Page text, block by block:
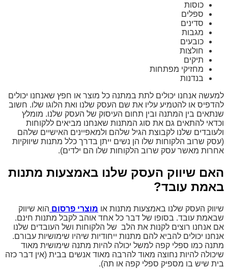
כוסות
ספלים
סדינים
מגבות
כובעים
חולצות
תיקים
מחזיקי מפתחות
בנדנות
למעשה אנחנו יכולים לתת במתנה כל מוצר או חפץ שאנחנו יכולים
להדפיס או להטמיע עליו את שם העסק שלנו ואת הלוגו שלו. חשוב
שנתאים בין המתנה ובין תחום העיסוק של העסק שלנו. מומלץ
וכדאי להתאים גם את סוג המתנות שאנחנו מביאים ללקוחות
ולעובדים שלנו לקבוצת הגיל שלהם ולמאפיינים האישיים שלהם
(עסק שרוב הלקוחות שלו הן נשים ייתן בדרך כלל מתנות שיווקיות
אחרות מאשר עסק שרוב הלקוחות שלו הם ילדים).
האם שיווק העסק שלנו באמצעות מתנות
באמת עובד?
שיווק העסק שלנו באמצעות מתנות או מוצרי פרסום הוא שיווק
שבאמת עובד. בסופו של דבר כל אחד אוהב לקבל מתנות חינם.
אם אנחנו רוצים לקנות את הלב של הלקוחות ושל העובדים שלנו
אנחנו יכולים להביא להם מתנות ייחודיות שיהיו שימושיות עבורם.
מתנה כמו ספלי קפה למשל יכולה להיות מתנה שימושית מאוד
שיכולה להיות נחוצה מאוד להרבה מאוד אנשים בבית (אין דבר כזה
בית שיש בו מספיק ספלי קפה או תה).